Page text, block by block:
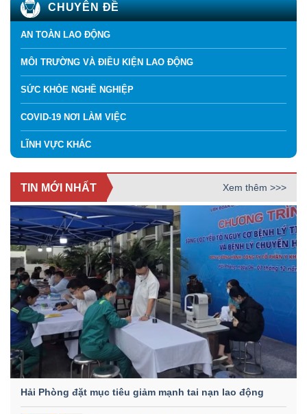
CHUYÊN ĐỀ
AN TOÀN LAO ĐỘNG
MÔI TRƯỜNG VÀ ĐIỀU KIỆN LAO ĐỘNG
SỨC KHỎE NGHỀ NGHIỆP
COVID-19 NƠI LÀM VIỆC
LĨNH VỰC KHÁC
TIN MỚI NHẤT Xem thêm >>>
Hải Phòng đặt mục tiêu giảm mạnh tai nạn lao động